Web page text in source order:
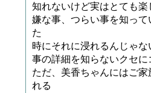
知れないけど実はとても
嫌な事、つらい事を知っ
た
時にそれに浸れるんじゃ
事の詳細を知らないクセ
ただ、美香ちゃんにはご
れる